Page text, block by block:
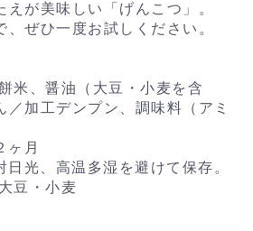
えが美味しい「げんこつ」。
、ぜひ一度お試しください。
米、醤油（大豆・小麦を含
／加工デンプン、調味料（アミ
ヶ月
光、高温多湿を避けて保存。
豆・小麦